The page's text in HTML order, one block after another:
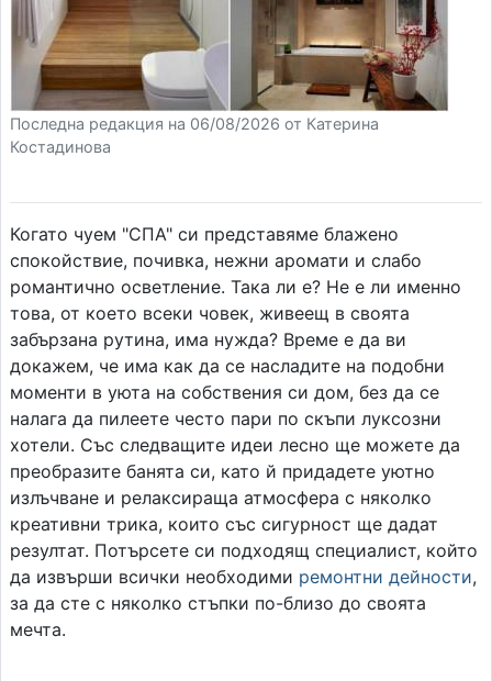
Последна редакция на 06/08/2026 от Катерина
Костадинова
Когато чуем "СПА" си представяме блажено
спокойствие, почивка, нежни аромати и слабо
романтично осветление. Така ли е? Не е ли именно
това, от което всеки човек, живеещ в своята
забързана рутина, има нужда? Време е да ви
докажем, че има как да се насладите на подобни
моменти в уюта на собствения си дом, без да се
налага да пилеете често пари по скъпи луксозни
хотели. Със следващите идеи лесно ще можете да
преобразите банята си, като й придадете уютно
излъчване и релаксираща атмосфера с няколко
креативни трика, които със сигурност ще дадат
резултат. Потърсете си подходящ специалист, който
да извърши всички необходими ремонтни дейности,
за да сте с няколко стъпки по-близо до своята
мечта.